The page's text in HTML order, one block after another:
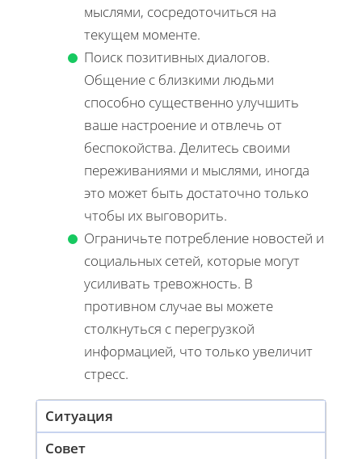
мыслями, сосредоточиться на
текущем моменте.
Поиск позитивных диалогов.
Общение с близкими людьми
способно существенно улучшить
ваше настроение и отвлечь от
беспокойства. Делитесь своими
переживаниями и мыслями, иногда
это может быть достаточно только
чтобы их выговорить.
Ограничьте потребление новостей и
социальных сетей, которые могут
усиливать тревожность. В
противном случае вы можете
столкнуться с перегрузкой
информацией, что только увеличит
стресс.
Ситуация
Совет